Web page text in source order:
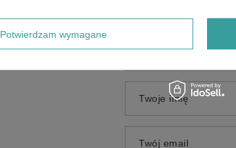
Twoje imię
Twój email
Potwierdzam wymagane